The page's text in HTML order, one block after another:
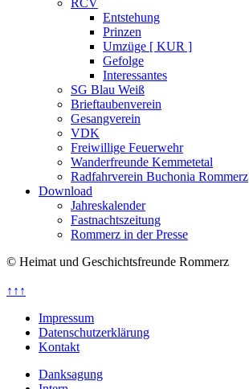
RCV
Entstehung
Prinzen
Umzüge [ KUR ]
Gefolge
Interessantes
SG Blau Weiß
Brieftaubenverein
Gesangverein
VDK
Freiwillige Feuerwehr
Wanderfreunde Kemmetetal
Radfahrverein Buchonia Rommerz
Download
Jahreskalender
Fastnachtszeitung
Rommerz in der Presse
© Heimat und Geschichtsfreunde Rommerz
↑↑↑
Impressum
Datenschutzerklärung
Kontakt
Danksagung